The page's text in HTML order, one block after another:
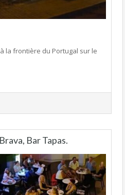
Fonds de commerce
la frontière du Portugal sur le
Bar Tapas.